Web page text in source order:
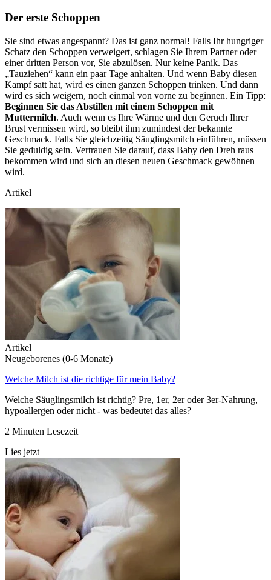
Der erste Schoppen
Sie sind etwas angespannt? Das ist ganz normal! Falls Ihr hungriger
Schatz den Schoppen verweigert, schlagen Sie Ihrem Partner oder
einer dritten Person vor, Sie abzulösen. Nur keine Panik. Das
„Tauziehen“ kann ein paar Tage anhalten. Und wenn Baby diesen
Kampf satt hat, wird es einen ganzen Schoppen trinken. Und dann
wird es sich weigern, noch einmal von vorne zu beginnen. Ein Tipp:
Beginnen Sie das Abstillen mit einem Schoppen mit
Muttermilch. Auch wenn es Ihre Wärme und den Geruch Ihrer
Brust vermissen wird, so bleibt ihm zumindest der bekannte
Geschmack. Falls Sie gleichzeitig Säuglingsmilch einführen, müssen
Sie geduldig sein. Vertrauen Sie darauf, dass Baby den Dreh raus
bekommen wird und sich an diesen neuen Geschmack gewöhnen
wird.
Artikel
Artikel
Neugeborenes (0-6 Monate)
Welche Milch ist die richtige für mein Baby?
Welche Säuglingsmilch ist richtig? Pre, 1er, 2er oder 3er-Nahrung,
hypoallergen oder nicht - was bedeutet das alles?
2 Minuten Lesezeit
Lies jetzt